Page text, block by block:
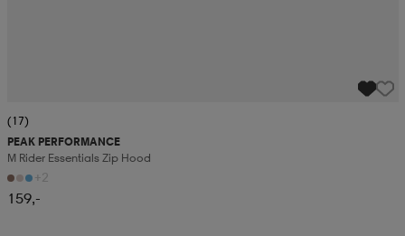
(17)
PEAK PERFORMANCE
M Rider Essentials Zip Hood
+2
159,-